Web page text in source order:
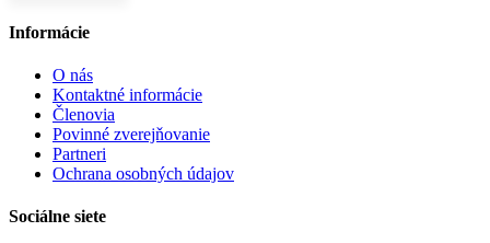
Informácie
O nás
Kontaktné informácie
Členovia
Povinné zverejňovanie
Partneri
Ochrana osobných údajov
Sociálne siete